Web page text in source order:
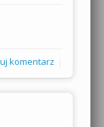
komentarz